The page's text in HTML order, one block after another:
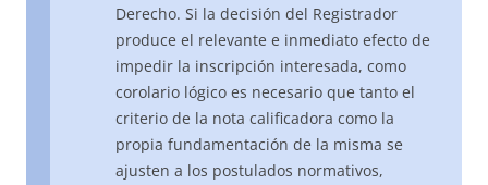
Derecho. Si la decisión del Registrador
produce el relevante e inmediato efecto de
impedir la inscripción interesada, como
corolario lógico es necesario que tanto el
criterio de la nota calificadora como la
propia fundamentación de la misma se
ajusten a los postulados normativos,